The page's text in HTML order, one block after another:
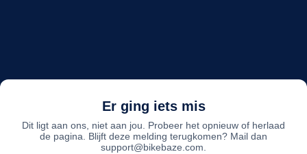
Er ging iets mis
Dit ligt aan ons, niet aan jou. Probeer het opnieuw of herlaad
de pagina. Blijft deze melding terugkomen? Mail dan
support@bikebaze.com.